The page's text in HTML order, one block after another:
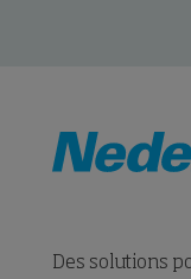
Des solutions